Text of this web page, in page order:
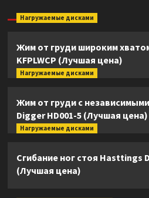
Нагружаемые дисками
Жим от груди широким
KFPLWCP (Лучшая цена)
Нагружаемые дисками
Жим от груди с
Digger HD001-5 (Лучшая цена)
Нагружаемые дисками
Сгибание ног стоя Hasttings
(Лучшая цена)